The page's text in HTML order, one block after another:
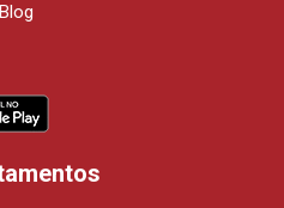
Blog